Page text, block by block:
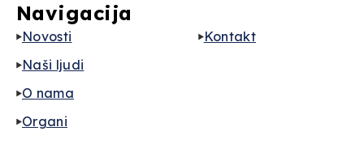
Navigacija
Novosti
Naši ljudi
O nama
Organi
Kontakt